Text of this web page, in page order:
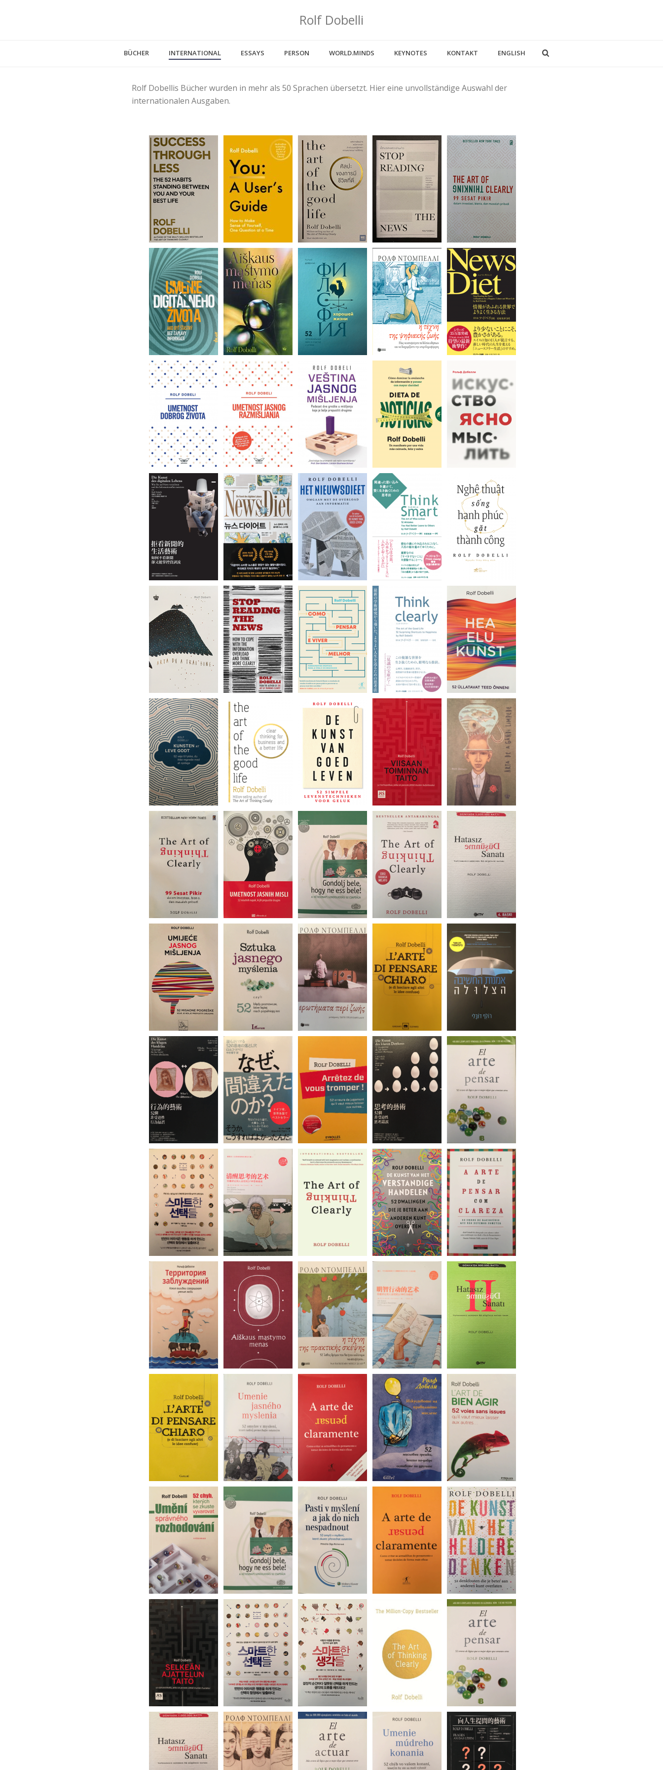
Rolf Dobelli
BÜCHER INTERNATIONAL ESSAYS PERSON WORLD.MINDS KEYNOTES KONTAKT ENGLISH
Rolf Dobellis Bücher wurden in mehr als 50 Sprachen übersetzt. Hier eine unvollständige Auswahl der
internationalen Ausgaben.